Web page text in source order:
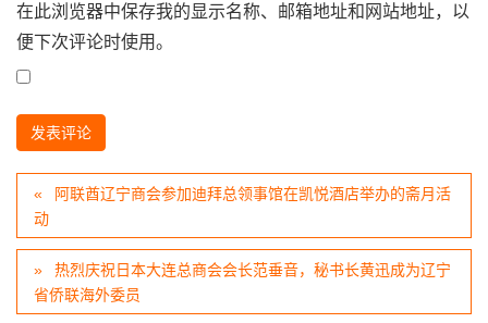
在此浏览器中保存我的显示名称、邮箱地址和网站地址，以
便下次评论时使用。
阿联酋辽宁商会参加迪拜总领事馆在凯悦酒店举办的斋月活
动
热烈庆祝日本大连总商会会长范垂音，秘书长黄迅成为辽宁
省侨联海外委员